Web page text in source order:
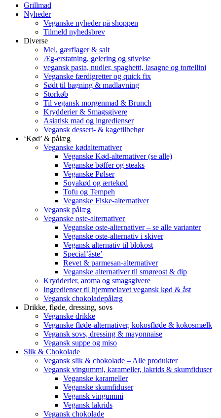
Grillmad
Nyheder
Veganske nyheder på shoppen
Tilmeld nyhedsbrev
Diverse
Mel, gærflager & salt
Æg-erstatning, gelering og stivelse
vegansk pasta, nudler, spaghetti, lasagne og tortellini
Veganske færdigretter og quick fix
Sødt til bagning & madlavning
Storkøb
Til vegansk morgenmad & Brunch
Krydderier & Smagsgivere
Asiatisk mad og ingredienser
Vegansk dessert- & kagetilbehør
‘Kød’ & pålæg
Veganske kødalternativer
Veganske Kød-alternativer (se alle)
Veganske bøffer og steaks
Veganske Pølser
Soyakød og ærtekød
Tofu og Tempeh
Veganske Fiske-alternativer
Vegansk pålæg
Veganske oste-alternativer
Veganske oste-alternativer – se alle varianter
Veganske oste-alternativ i skiver
Vegansk alternativ til blokost
Special’åste’
Revet & parmesan-alternativer
Veganske alternativer til smøreost & dip
Krydderier, aroma og smagsgivere
Ingredienser til hjemmelavet vegansk kød & åst
Vegansk chokoladepålæg
Drikke, fløde, dressing, sovs
Veganske drikke
Veganske fløde-alternativer, kokosfløde & kokosmælk
Vegansk sovs, dressing & mayonnaise
Vegansk suppe og miso
Slik & Chokolade
Vegansk slik & chokolade – Alle produkter
Vegansk vingummi, karameller, lakrids & skumfiduser
Veganske karameller
Veganske skumfiduser
Vegansk vingummi
Vegansk lakrids
Vegansk chokolade